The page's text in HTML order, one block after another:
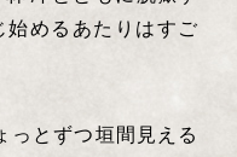
めるあたりはすご
っとずつ垣間見える